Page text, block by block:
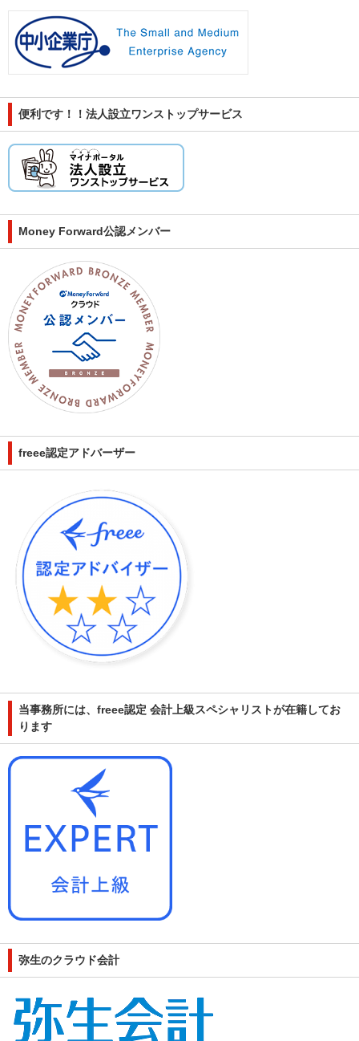
便利です！！法人設立ワンストップサービス
Money Forward公認メンバー
freee認定アドバーザー
当事務所には、freee認定 会計上級スペシャリストが在籍してお
ります
弥生のクラウド会計